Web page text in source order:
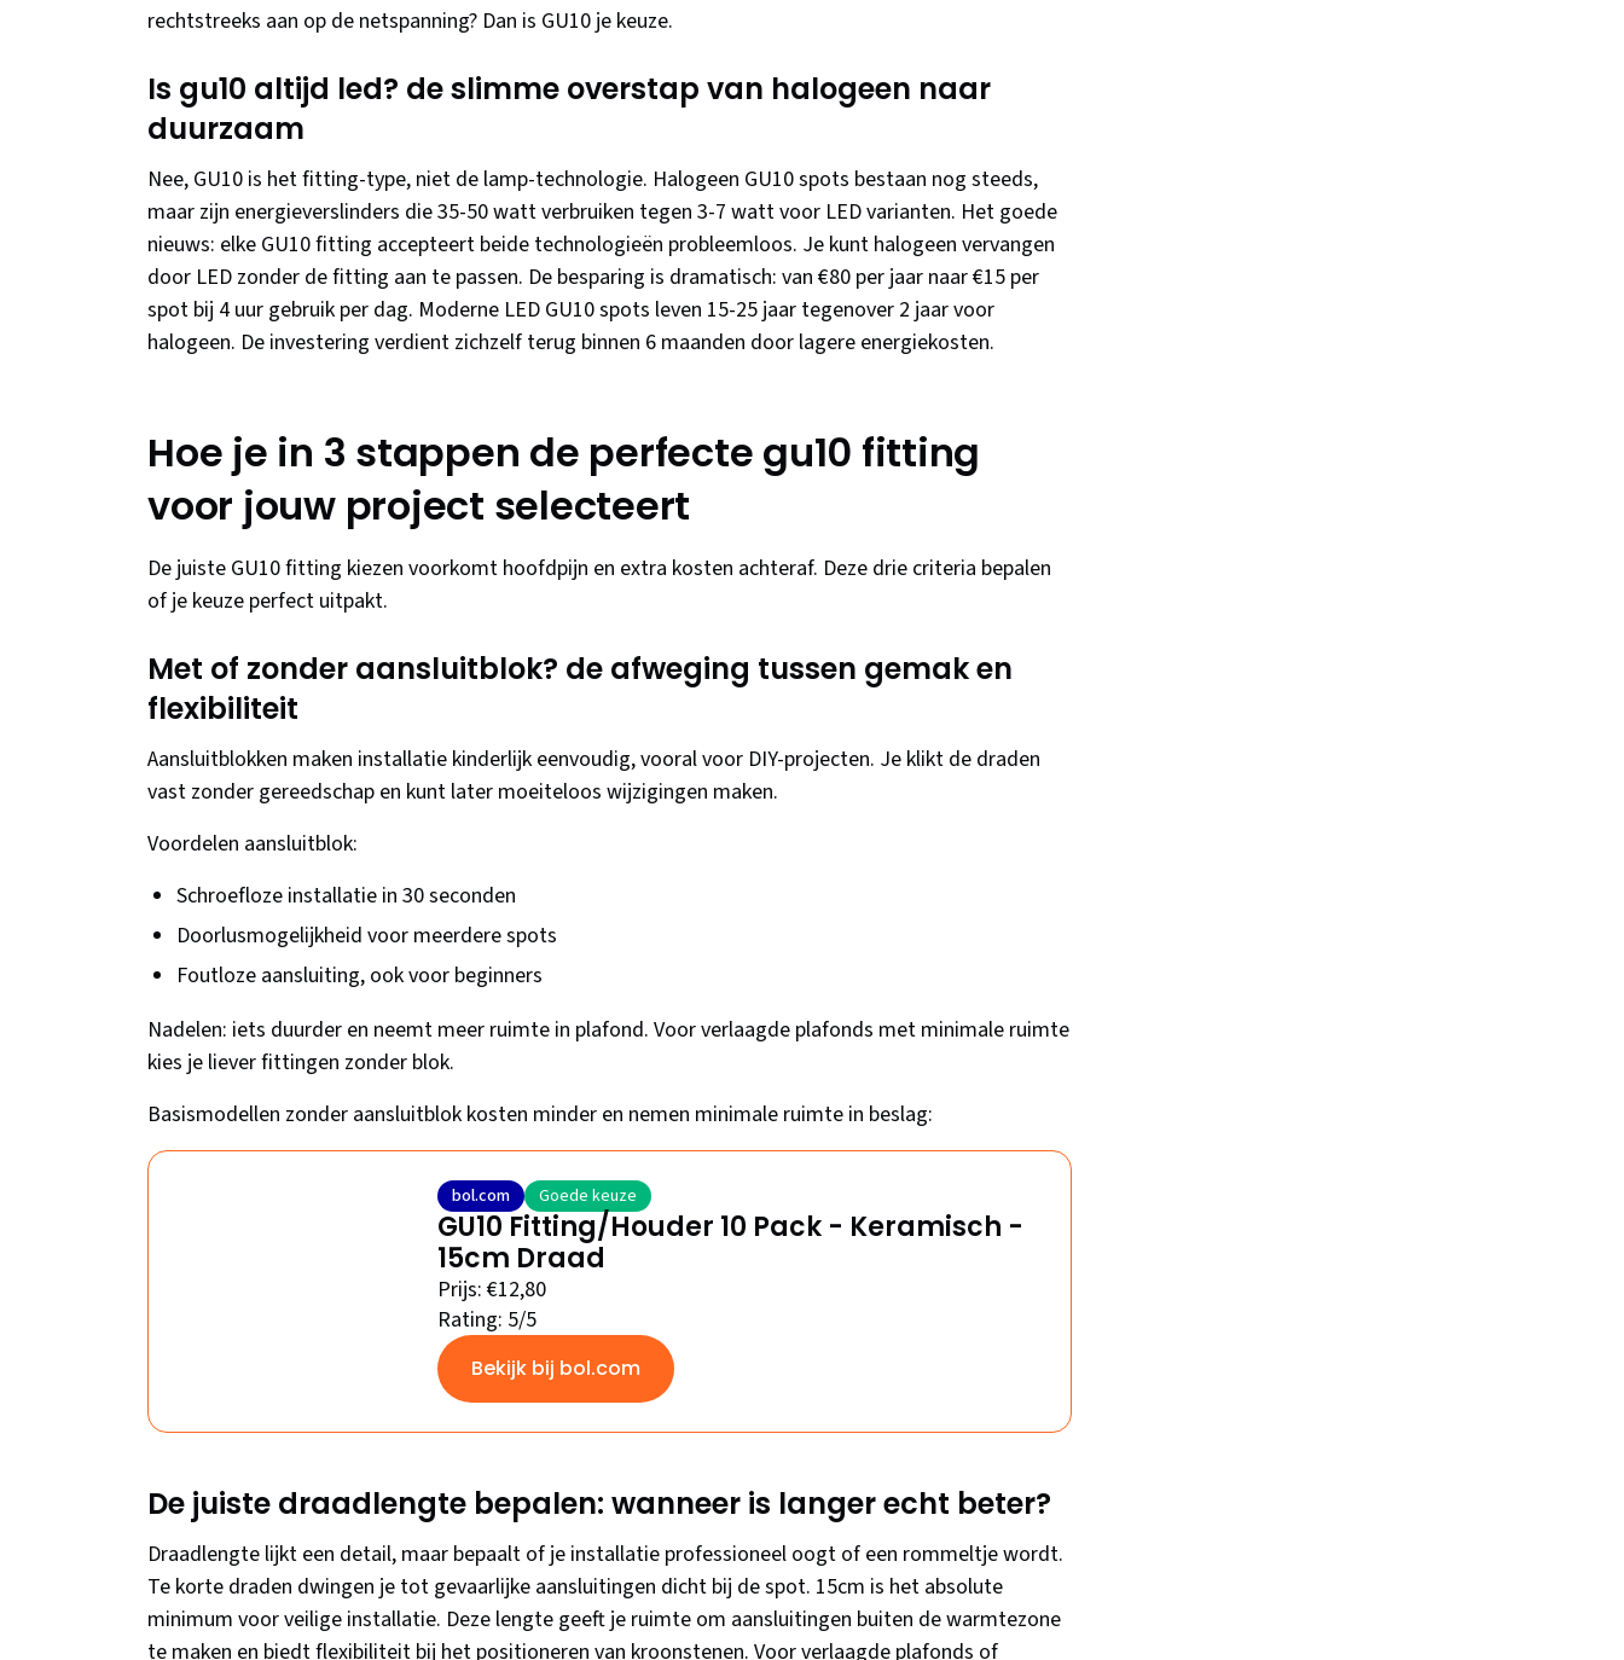
rechtstreeks aan op de netspanning? Dan is GU10 je keuze.
Is gu10 altijd led? de slimme overstap van halogeen naar
duurzaam
Nee, GU10 is het fitting-type, niet de lamp-technologie. Halogeen GU10 spots bestaan nog steeds,
maar zijn energieverslinders die 35-50 watt verbruiken tegen 3-7 watt voor LED varianten. Het goede
nieuws: elke GU10 fitting accepteert beide technologieën probleemloos. Je kunt halogeen vervangen
door LED zonder de fitting aan te passen. De besparing is dramatisch: van €80 per jaar naar €15 per
spot bij 4 uur gebruik per dag. Moderne LED GU10 spots leven 15-25 jaar tegenover 2 jaar voor
halogeen. De investering verdient zichzelf terug binnen 6 maanden door lagere energiekosten.
Hoe je in 3 stappen de perfecte gu10 fitting
voor jouw project selecteert
De juiste GU10 fitting kiezen voorkomt hoofdpijn en extra kosten achteraf. Deze drie criteria bepalen
of je keuze perfect uitpakt.
Met of zonder aansluitblok? de afweging tussen gemak en
flexibiliteit
Aansluitblokken maken installatie kinderlijk eenvoudig, vooral voor DIY-projecten. Je klikt de draden
vast zonder gereedschap en kunt later moeiteloos wijzigingen maken.
Voordelen aansluitblok:
Schroefloze installatie in 30 seconden
Doorlusmogelijkheid voor meerdere spots
Foutloze aansluiting, ook voor beginners
Nadelen: iets duurder en neemt meer ruimte in plafond. Voor verlaagde plafonds met minimale ruimte
kies je liever fittingen zonder blok.
Basismodellen zonder aansluitblok kosten minder en nemen minimale ruimte in beslag:
bol.com Goede keuze
GU10 Fitting/Houder 10 Pack - Keramisch -
15cm Draad
Prijs: €12,80
Rating: 5/5
Bekijk bij bol.com
De juiste draadlengte bepalen: wanneer is langer echt beter?
Draadlengte lijkt een detail, maar bepaalt of je installatie professioneel oogt of een rommeltje wordt.
Te korte draden dwingen je tot gevaarlijke aansluitingen dicht bij de spot. 15cm is het absolute
minimum voor veilige installatie. Deze lengte geeft je ruimte om aansluitingen buiten de warmtezone
te maken en biedt flexibiliteit bij het positioneren van kroonstenen. Voor verlaagde plafonds of